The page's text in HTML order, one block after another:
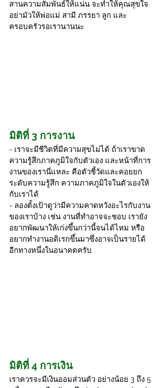
สานความสัมพันธ์ให้แน่น จะทำให้คุณสุขใจ
อย่ามัวให้พ่อแม่ สามี ภรรยา ลูก และ
ครอบครัวรอเรานานนะ
มิติที่ 3 การงาน
- เราจะมีชีวิตที่มีความสุขไม่ได้ ถ้าเราขาด
ความรู้สึกภาคภูมิใจกับตัวเอง และหน้าที่การ
งานของเรานี่แหละ คือตัวชี้วัดและคอยยก
ระดับความรู้สึก ความภาคภูมิใจในตัวเองให้
กับเราได้
- ลองตั้งเป้าดูว่ามีความคาดหวังอะไรกับงาน
ของเราบ้าง เช่น งานที่ทำอาจจะชอบ เรายัง
อยากพัฒนาให้เก่งขึ้นกว่านี้จนได้ไหม หรือ
อยากทำงานอดิเรกขึ้นมาซึ่งอาจเป็นรายได้
อีกทางหนึ่งในอนาคตครับ
มิติที่ 4 การเงิน
เราควรจะมีเงินออมส่วนตัว อย่างน้อย 3 ถึง 5